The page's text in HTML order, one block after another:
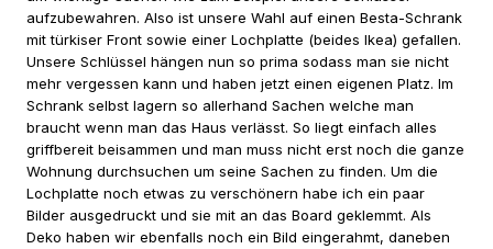
aufzubewahren. Also ist unsere Wahl auf einen Besta-Schrank
mit türkiser Front sowie einer Lochplatte (beides Ikea) gefallen.
Unsere Schlüssel hängen nun so prima sodass man sie nicht
mehr vergessen kann und haben jetzt einen eigenen Platz. Im
Schrank selbst lagern so allerhand Sachen welche man
braucht wenn man das Haus verlässt. So liegt einfach alles
griffbereit beisammen und man muss nicht erst noch die ganze
Wohnung durchsuchen um seine Sachen zu finden. Um die
Lochplatte noch etwas zu verschönern habe ich ein paar
Bilder ausgedruckt und sie mit an das Board geklemmt. Als
Deko haben wir ebenfalls noch ein Bild eingerahmt, daneben